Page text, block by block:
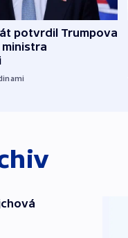
potvrdil Trumpova